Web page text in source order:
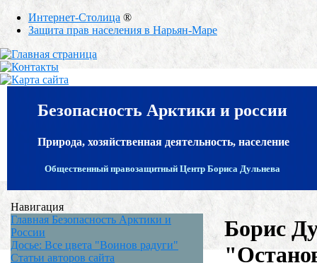
Интернет-Столица ®
Защита прав населения в Нарьян-Маре
Безопасность Арктики и россии
Природа, хозяйственная деятельность, население
Общественный правозащитный Центр Бориса Дульнева
Навигация
Главная Безопасность Арктики и
России
Досье: Все цвета "Воинов радуги"
Статьи авторов сайта
Борис